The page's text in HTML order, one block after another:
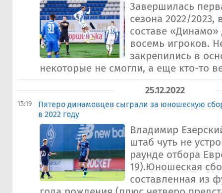
Завершилась
сезона 2022/2023,
составе
восемь игроков.
закрепились в
некоторые не смогли, а еще кто-то
25.12.2022
15:19
Пятеро динамовцев сыграли за юношескую
в 2022 году
Владимир
штаб чуть не
раунде отбора
19).Юношеская
составленная из